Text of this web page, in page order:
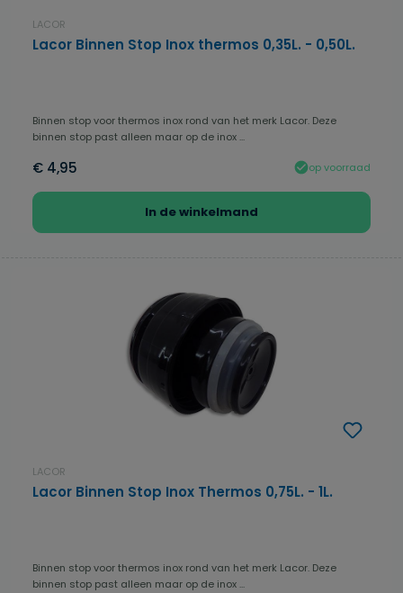
LACOR
Lacor Binnen Stop Inox thermos 0,35L. - 0,50L.
Binnen stop voor thermos inox rond van het merk Lacor. Deze
binnen stop past alleen maar op de inox ...
€ 4,95 op voorraad
In de winkelmand
LACOR
Lacor Binnen Stop Inox Thermos 0,75L. - 1L.
Binnen stop voor thermos inox rond van het merk Lacor. Deze
binnen stop past alleen maar op de inox ...